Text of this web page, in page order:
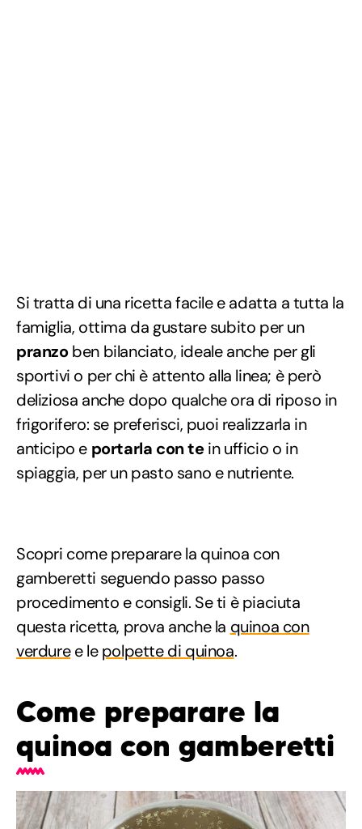
Si tratta di una ricetta facile e adatta a tutta la
famiglia, ottima da gustare subito per un
pranzoben bilanciato, ideale anche per gli
sportivi o per chi è attento alla linea; è però
deliziosa anche dopo qualche ora di riposo in
frigorifero: se preferisci, puoi realizzarla in
anticipo e portarla con tein ufficio o in
spiaggia, per un pasto sano e nutriente.
Scopri come preparare la quinoa con
gamberetti seguendo passo passo
procedimento e consigli. Se ti è piaciuta
questa ricetta, prova anche la quinoa con
verduree lepolpette di quinoa.
Come preparare la
quinoa con gamberetti